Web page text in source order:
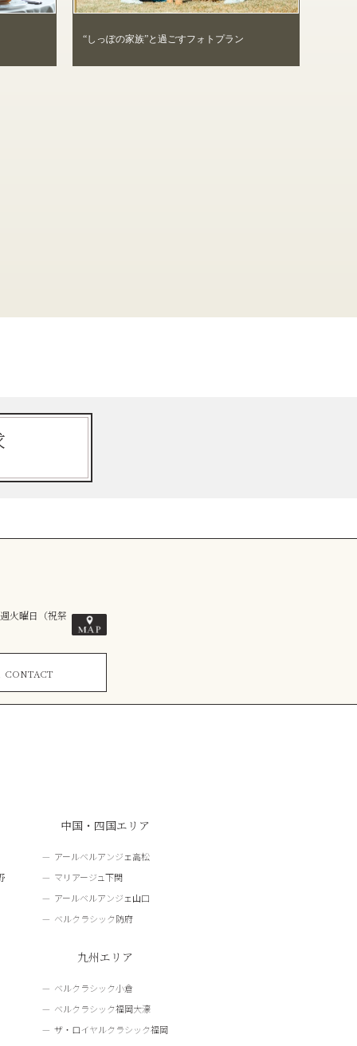
“しっぽの家族”と過ごすフォトプラン
火曜日（祝祭
CONTACT
中国・四国エリア
アールベルアンジェ高松
マリアージュ下関
アールベルアンジェ山口
ベルクラシック防府
九州エリア
ベルクラシック小倉
ベルクラシック福岡大濠
ザ・ロイヤルクラシック福岡